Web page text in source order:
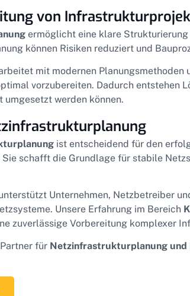
von
ermöglicht eine klare
können Risiken reduziert und
mit modernen
vorzubereiten. Dadurch entstehen
werden können.
ist entscheidend für den
Sie schafft die Grundlage für stabile
Unternehmen, Netzbetreiber
Unsere Erfahrung im Bereich
zuverlässige Vorbereitung komplexer
für Netzinfrastrukturplanung